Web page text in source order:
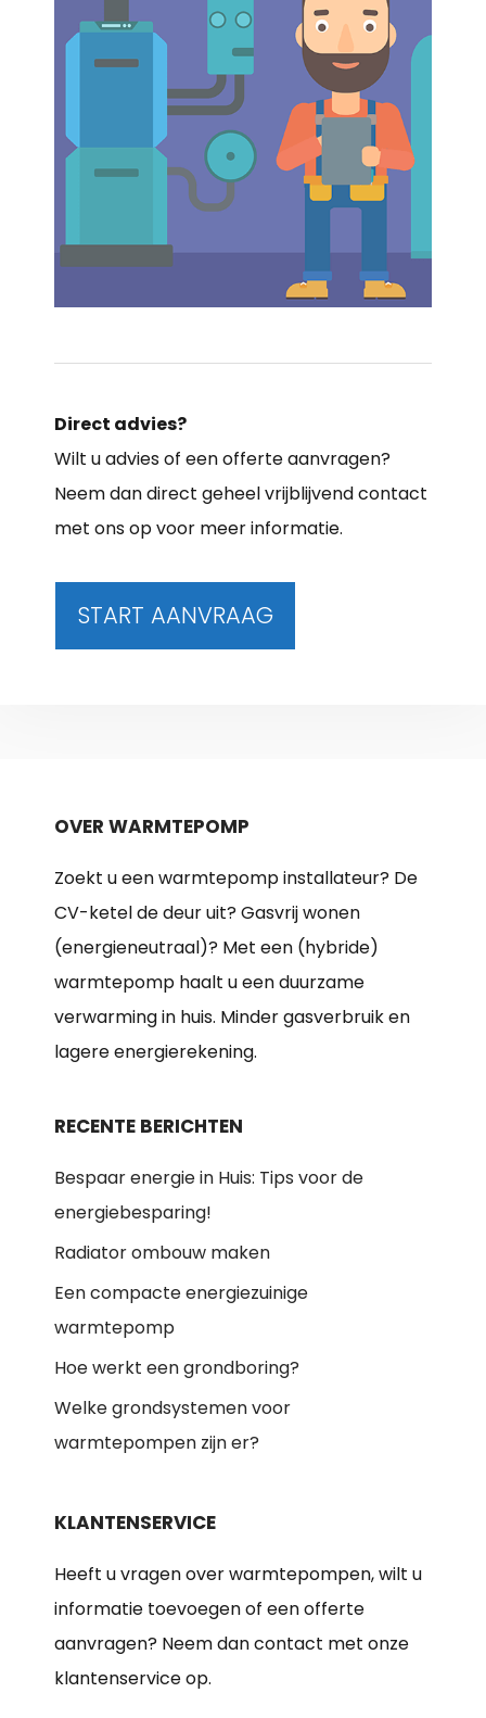
Direct advies?
Wilt u advies of een offerte aanvragen?
Neem dan direct geheel vrijblijvend contact
met ons op voor meer informatie.
START AANVRAAG
OVER WARMTEPOMP
Zoekt u een warmtepomp installateur? De
CV-ketel de deur uit? Gasvrij wonen
(energieneutraal)? Met een (hybride)
warmtepomp haalt u een duurzame
verwarming in huis. Minder gasverbruik en
lagere energierekening.
RECENTE BERICHTEN
Bespaar energie in Huis: Tips voor de
energiebesparing!
Radiator ombouw maken
Een compacte energiezuinige
warmtepomp
Hoe werkt een grondboring?
Welke grondsystemen voor
warmtepompen zijn er?
KLANTENSERVICE
Heeft u vragen over warmtepompen, wilt u
informatie toevoegen of een offerte
aanvragen? Neem dan contact met onze
klantenservice op.